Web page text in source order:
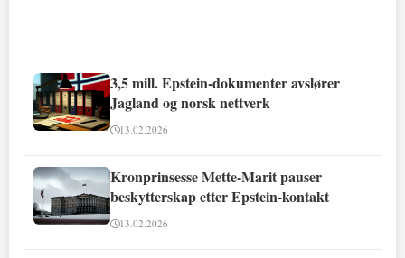
3,5 mill. Epstein-dokumenter avslører
Jagland og norsk nettverk
13.02.2026
Kronprinsesse Mette-Marit pauser
beskytterskap etter Epstein-kontakt
13.02.2026